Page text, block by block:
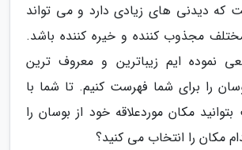
که دیدنی های زیادی دارد و می تواند
مجذوب کننده و خیره کننده باشد.
نموده ایم زیباترین و معروف ترین
را برای شما فهرست کنیم. تا شما با
مکان موردعلاقه خود از بوسان را
مکان را انتخاب می کنید؟